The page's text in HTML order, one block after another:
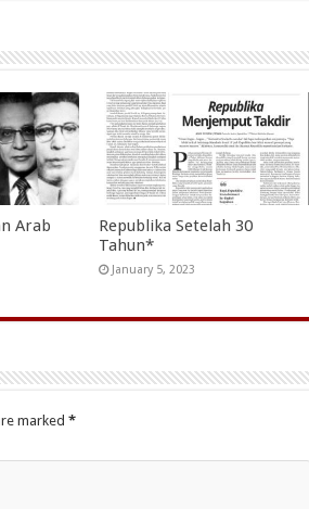
Arab
Republika Setelah 30
Tahun*
January 5, 2023
marked *